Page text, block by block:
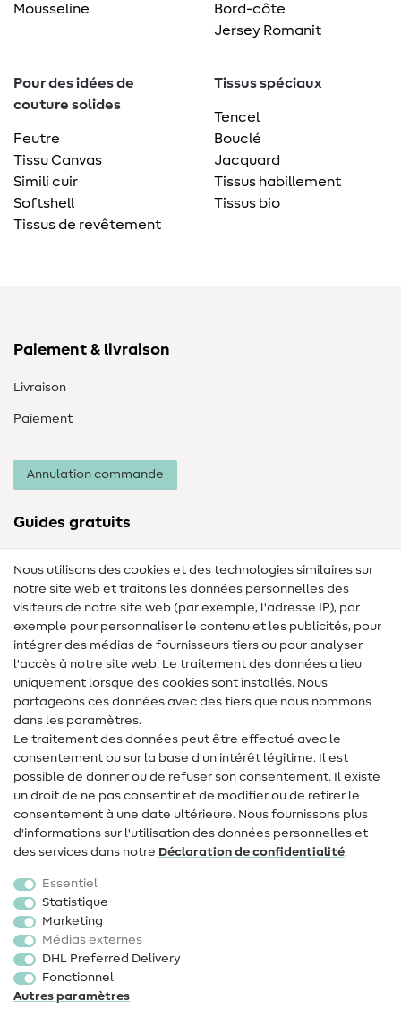
Mousseline
Bord-côte
Jersey Romanit
Pour des idées de
couture solides
Feutre
Tissu Canvas
Simili cuir
Softshell
Tissus de revêtement
Tissus spéciaux
Tencel
Bouclé
Jacquard
Tissus habillement
Tissus bio
Paiement & livraison
Livraison
Paiement
Annulation commande
Guides gratuits
Lexique de couture
Tutos de couture
Aide & contact
Contact
Changement de propriétaire
FAQ
Droit de rétractation
Populaire
Accessoires de couture
Promotions
Nous utilisons des cookies et des technologies similaires sur
notre site web et traitons les données personnelles des
visiteurs de notre site web (par exemple, l'adresse IP), par
exemple pour personnaliser le contenu et les publicités, pour
intégrer des médias de fournisseurs tiers ou pour analyser
l'accès à notre site web. Le traitement des données a lieu
uniquement lorsque des cookies sont installés. Nous
partageons ces données avec des tiers que nous nommons
dans les paramètres.
Le traitement des données peut être effectué avec le
consentement ou sur la base d'un intérêt légitime. Il est
possible de donner ou de refuser son consentement. Il existe
un droit de ne pas consentir et de modifier ou de retirer le
consentement à une date ultérieure. Nous fournissons plus
d'informations sur l'utilisation des données personnelles et
des services dans notre Déclaration de confidentialité.
Essentiel
Statistique
Marketing
Médias externes
DHL Preferred Delivery
Fonctionnel
Autres paramètres